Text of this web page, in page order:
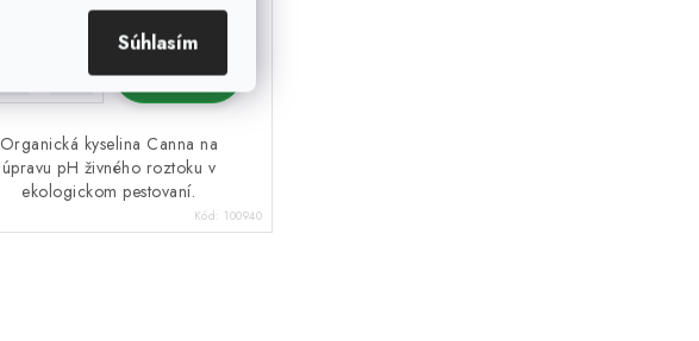
Súhlasím
DO KOŠÍKA
Organická kyselina Canna na
úpravu pH živného roztoku v
ekologickom pestovaní.
Kód: 100940